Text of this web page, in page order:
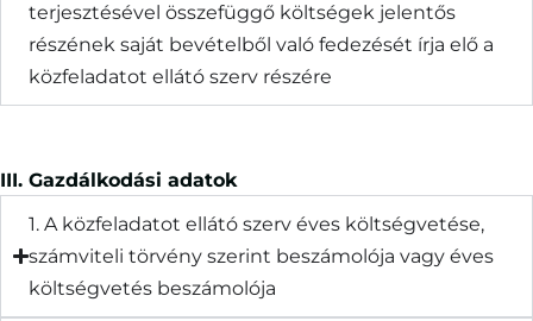
terjesztésével összefüggő költségek jelentős
részének saját bevételből való fedezését írja elő a
közfeladatot ellátó szerv részére
III. Gazdálkodási adatok
1. A közfeladatot ellátó szerv éves költségvetése,
számviteli törvény szerint beszámolója vagy éves
költségvetés beszámolója